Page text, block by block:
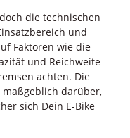
die technischen
und
Faktoren wie die
und Reichweite
achten. Die
darüber,
sich Dein E-Bike